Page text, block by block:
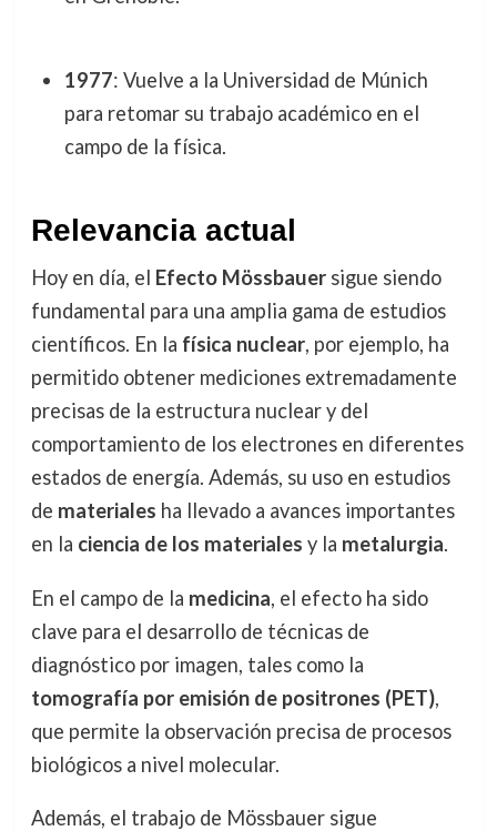
1977: Vuelve a la Universidad de Múnich
para retomar su trabajo académico en el
campo de la física.
Relevancia actual
Hoy en día, el Efecto Mössbauersigue siendo
fundamental para una amplia gama de estudios
científicos. En la física nuclear, por ejemplo, ha
permitido obtener mediciones extremadamente
precisas de la estructura nuclear y del
comportamiento de los electrones en diferentes
estados de energía. Además, su uso en estudios
de materiales ha llevado a avances importantes
en la ciencia de los materiales y la metalurgia.
En el campo de la medicina, el efecto ha sido
clave para el desarrollo de técnicas de
diagnóstico por imagen, tales como la
tomografía por emisión de positrones (PET),
que permite la observación precisa de procesos
biológicos a nivel molecular.
Además, el trabajo de Mössbauer sigue